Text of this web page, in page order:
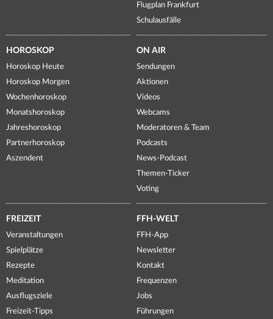
Flugplan Frankfurt
Schulausfälle
HOROSKOP
Horoskop Heute
Horoskop Morgen
Wochenhoroskop
Monatshoroskop
Jahreshoroskop
Partnerhoroskop
Aszendent
ON AIR
Sendungen
Aktionen
Videos
Webcams
Moderatoren & Team
Podcasts
News-Podcast
Themen-Ticker
Voting
FREIZEIT
Veranstaltungen
Spielplätze
Rezepte
Meditation
Ausflugsziele
Freizeit-Tipps
FFH-WELT
FFH-App
Newsletter
Kontakt
Frequenzen
Jobs
Führungen